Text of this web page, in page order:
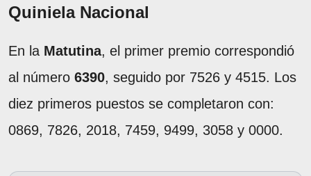
Quiniela Nacional
En la Matutina, el primer premio correspondió
al número 6390, seguido por 7526 y 4515. Los
diez primeros puestos se completaron con:
0869, 7826, 2018, 7459, 9499, 3058 y 0000.